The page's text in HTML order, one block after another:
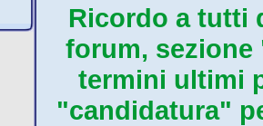
Ricordo a tutti
forum,
termini ultimi
"candidatura"